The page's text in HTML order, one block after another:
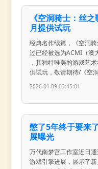
《空洞骑士：丝
月提供试玩
经典名作续篇，《空洞
过已经被选为ACMI（澳
，其独特唯美的游戏艺
供试玩，敬请期待/《空
2026-01-09 03:45:01
憋了5年终于要来
展曝光
万代南梦宫工作室近日
游戏引擎进展，展示了